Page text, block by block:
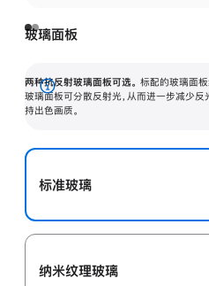
玻璃面板
两种抗反射玻璃面板可选。 标配的玻璃面板
玻璃面板可分散反射光，从而进一步减少
持出色画质。
展
开
标准玻璃
纳米纹理玻璃